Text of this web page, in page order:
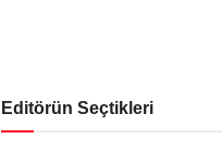
Editörün Seçtikleri